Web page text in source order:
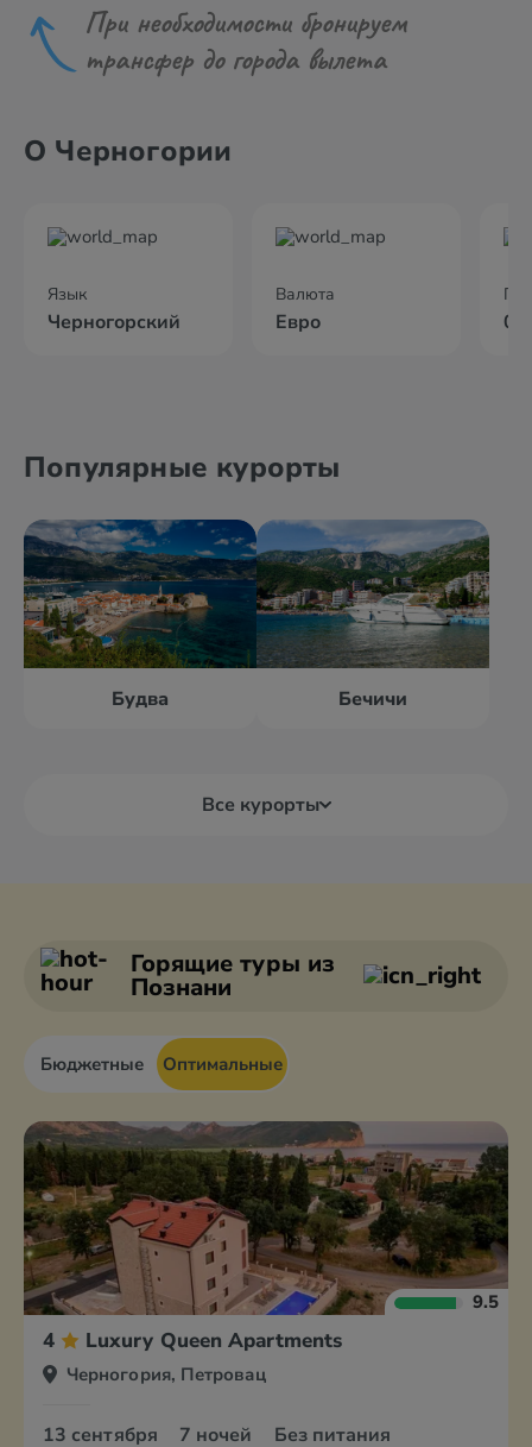
При необходимости бронируем
трансфер до города вылета
О Черногории
Язык
Черногорский
Валюта
Евро
Популярные курорты
Будва Бечичи
Все курорты
Бечичи Герцег Нови
Горящие туры из
Познани
Бюджетные Оптимальные
9.5
4 Luxury Queen Apartments
Черногория, Петровац
13 сентября 7 ночей Без питания